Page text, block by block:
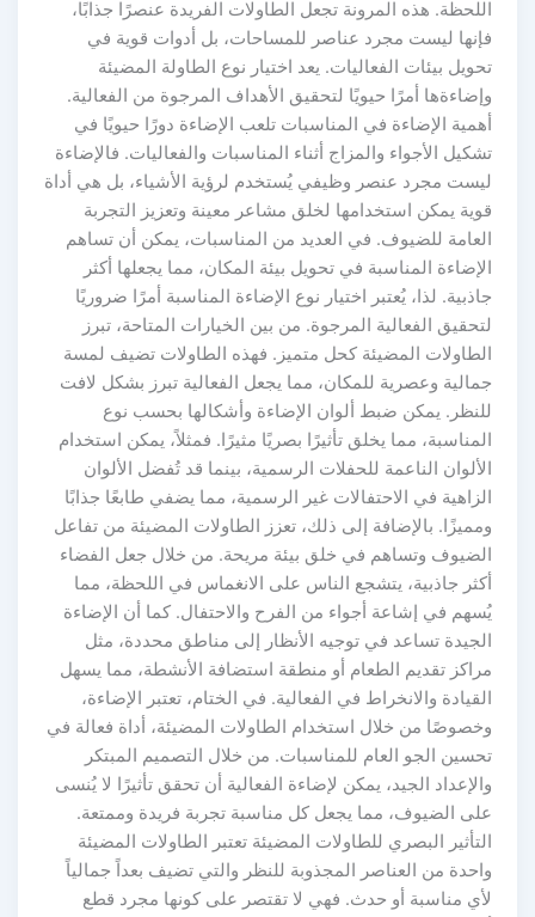
اللحظة. هذه المرونة تجعل الطاولات الفريدة عنصرًا جذابًا،
فإنها ليست مجرد عناصر للمساحات، بل أدوات قوية في
تحويل بيئات الفعاليات. يعد اختيار نوع الطاولة المضيئة
وإضاءةها أمرًا حيويًا لتحقيق الأهداف المرجوة من الفعالية.
أهمية الإضاءة في المناسبات تلعب الإضاءة دورًا حيويًا في
تشكيل الأجواء والمزاج أثناء المناسبات والفعاليات. فالإضاءة
ليست مجرد عنصر وظيفي يُستخدم لرؤية الأشياء، بل هي أداة
قوية يمكن استخدامها لخلق مشاعر معينة وتعزيز التجربة
العامة للضيوف. في العديد من المناسبات، يمكن أن تساهم
الإضاءة المناسبة في تحويل بيئة المكان، مما يجعلها أكثر
جاذبية. لذا، يُعتبر اختيار نوع الإضاءة المناسبة أمرًا ضروريًا
لتحقيق الفعالية المرجوة. من بين الخيارات المتاحة، تبرز
الطاولات المضيئة كحل متميز. فهذه الطاولات تضيف لمسة
جمالية وعصرية للمكان، مما يجعل الفعالية تبرز بشكل لافت
للنظر. يمكن ضبط ألوان الإضاءة وأشكالها بحسب نوع
المناسبة، مما يخلق تأثيرًا بصريًا مثيرًا. فمثلاً، يمكن استخدام
الألوان الناعمة للحفلات الرسمية، بينما قد تُفضل الألوان
الزاهية في الاحتفالات غير الرسمية، مما يضفي طابعًا جذابًا
ومميزًا. بالإضافة إلى ذلك، تعزز الطاولات المضيئة من تفاعل
الضيوف وتساهم في خلق بيئة مريحة. من خلال جعل الفضاء
أكثر جاذبية، يتشجع الناس على الانغماس في اللحظة، مما
يُسهم في إشاعة أجواء من الفرح والاحتفال. كما أن الإضاءة
الجيدة تساعد في توجيه الأنظار إلى مناطق محددة، مثل
مراكز تقديم الطعام أو منطقة استضافة الأنشطة، مما يسهل
القيادة والانخراط في الفعالية. في الختام، تعتبر الإضاءة،
وخصوصًا من خلال استخدام الطاولات المضيئة، أداة فعالة في
تحسين الجو العام للمناسبات. من خلال التصميم المبتكر
والإعداد الجيد، يمكن لإضاءة الفعالية أن تحقق تأثيرًا لا يُنسى
على الضيوف، مما يجعل كل مناسبة تجربة فريدة وممتعة.
التأثير البصري للطاولات المضيئة تعتبر الطاولات المضيئة
واحدة من العناصر المجذوبة للنظر والتي تضيف بعداً جمالياً
لأي مناسبة أو حدث. فهي لا تقتصر على كونها مجرد قطع